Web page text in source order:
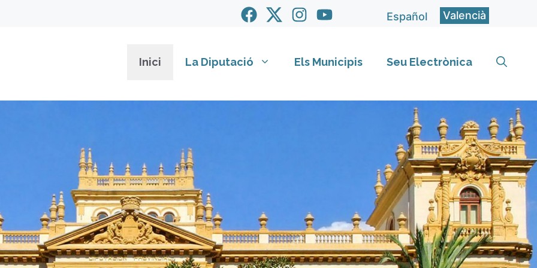
Español Valencià
Inici La Diputació Els Municipis Seu Electrònica